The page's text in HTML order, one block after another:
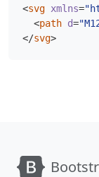
<svg xmlns=
<path d=
</svg>